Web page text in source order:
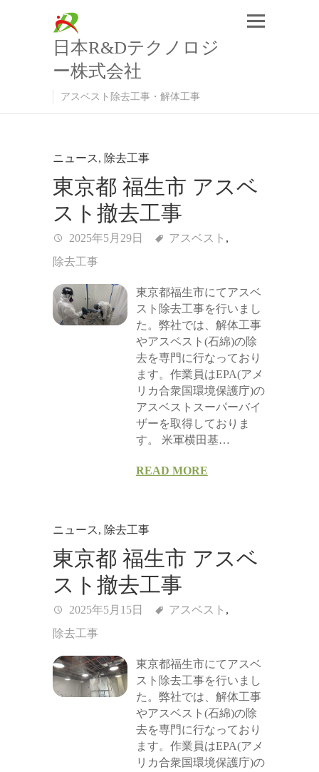
日本R&Dテクノロジ
ー株式会社
アスベスト除去工事・解体工事
ニュース, 除去工事
東京都 福生市 アスベ
スト撤去工事
2025年5月29日 アスベスト ,
除去工事
東京都福生市にてアスベ
スト除去工事を行いまし
た。弊社では、解体工事
やアスベスト(石綿)の除
去を専門に行なっており
ます。作業員はEPA(アメ
リカ合衆国環境保護庁)の
アスベストスーパーバイ
ザーを取得しておりま
す。 米軍横田基…
READ MORE
ニュース, 除去工事
東京都 福生市 アスベ
スト撤去工事
2025年5月15日 アスベスト ,
除去工事
東京都福生市にてアスベ
スト除去工事を行いまし
た。弊社では、解体工事
やアスベスト(石綿)の除
去を専門に行なっており
ます。作業員はEPA(アメ
リカ合衆国環境保護庁)の